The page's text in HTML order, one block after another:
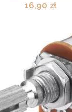
16,90 zł